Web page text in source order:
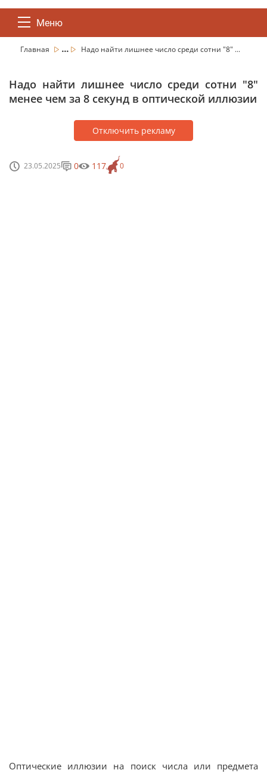
Меню
Главная ... Надо найти лишнее число среди сотни "8" ...
Надо найти лишнее число среди сотни "8"
менее чем за 8 секунд в оптической иллюзии
Отключить рекламу
23.05.2025 0
0 117
Оптические иллюзии на поиск числа или предмета